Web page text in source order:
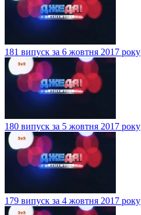
181 випуск за 6 жовтня 2017 року
180 випуск за 5 жовтня 2017 року
179 випуск за 4 жовтня 2017 року